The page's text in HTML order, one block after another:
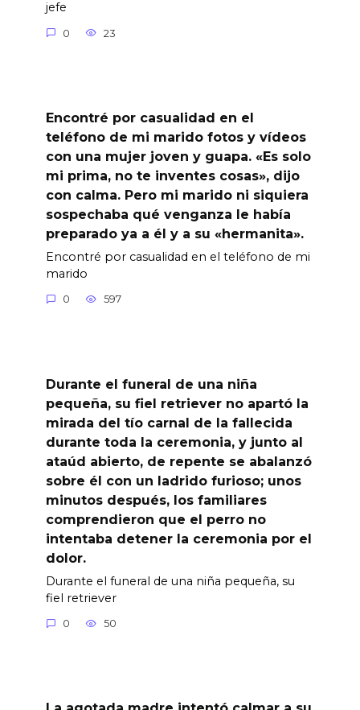
jefe
0 23
Encontré por casualidad en el
teléfono de mi marido fotos y vídeos
con una mujer joven y guapa. «Es solo
mi prima, no te inventes cosas», dijo
con calma. Pero mi marido ni siquiera
sospechaba qué venganza le había
preparado ya a él y a su «hermanita».
Encontré por casualidad en el teléfono de mi
marido
0 597
Durante el funeral de una niña
pequeña, su fiel retriever no apartó la
mirada del tío carnal de la fallecida
durante toda la ceremonia, y junto al
ataúd abierto, de repente se abalanzó
sobre él con un ladrido furioso; unos
minutos después, los familiares
comprendieron que el perro no
intentaba detener la ceremonia por el
dolor.
Durante el funeral de una niña pequeña, su
fiel retriever
0 50